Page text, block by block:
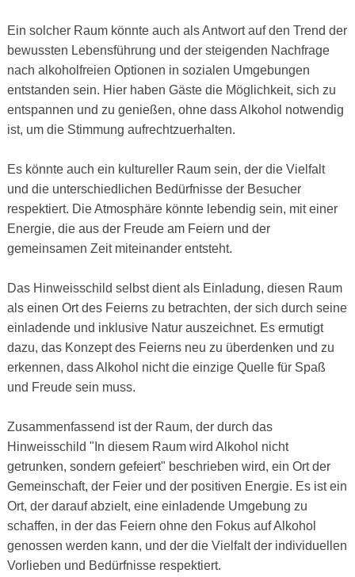
Ein solcher Raum könnte auch als Antwort auf den Trend der
bewussten Lebensführung und der steigenden Nachfrage
nach alkoholfreien Optionen in sozialen Umgebungen
entstanden sein. Hier haben Gäste die Möglichkeit, sich zu
entspannen und zu genießen, ohne dass Alkohol notwendig
ist, um die Stimmung aufrechtzuerhalten.
Es könnte auch ein kultureller Raum sein, der die Vielfalt
und die unterschiedlichen Bedürfnisse der Besucher
respektiert. Die Atmosphäre könnte lebendig sein, mit einer
Energie, die aus der Freude am Feiern und der
gemeinsamen Zeit miteinander entsteht.
Das Hinweisschild selbst dient als Einladung, diesen Raum
als einen Ort des Feierns zu betrachten, der sich durch seine
einladende und inklusive Natur auszeichnet. Es ermutigt
dazu, das Konzept des Feierns neu zu überdenken und zu
erkennen, dass Alkohol nicht die einzige Quelle für Spaß
und Freude sein muss.
Zusammenfassend ist der Raum, der durch das
Hinweisschild "In diesem Raum wird Alkohol nicht
getrunken, sondern gefeiert" beschrieben wird, ein Ort der
Gemeinschaft, der Feier und der positiven Energie. Es ist ein
Ort, der darauf abzielt, eine einladende Umgebung zu
schaffen, in der das Feiern ohne den Fokus auf Alkohol
genossen werden kann, und der die Vielfalt der individuellen
Vorlieben und Bedürfnisse respektiert.